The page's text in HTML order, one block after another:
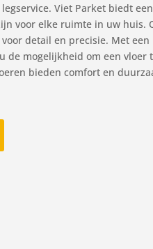
Viet Parket biedt
voor elke ruimte in uw huis.
detail en precisie. Met
de mogelijkheid om een
bieden comfort en